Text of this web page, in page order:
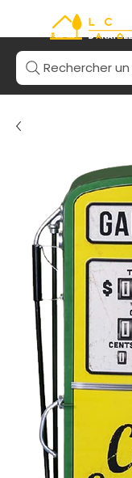
Rechercher